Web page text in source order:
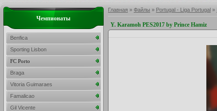
Главная » Файлы » Portugal - Liga Portugal »
Y. Karamoh PES2017 by Prince Hamiz
Чемпионаты
Benfica
Sporting Lisbon
FC Porto
Braga
Vitoria Guimaraes
Famalicao
Gil Vicente